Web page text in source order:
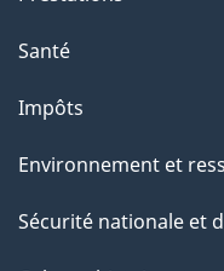
Santé
Impôts
Environnement et
Sécurité nationale et